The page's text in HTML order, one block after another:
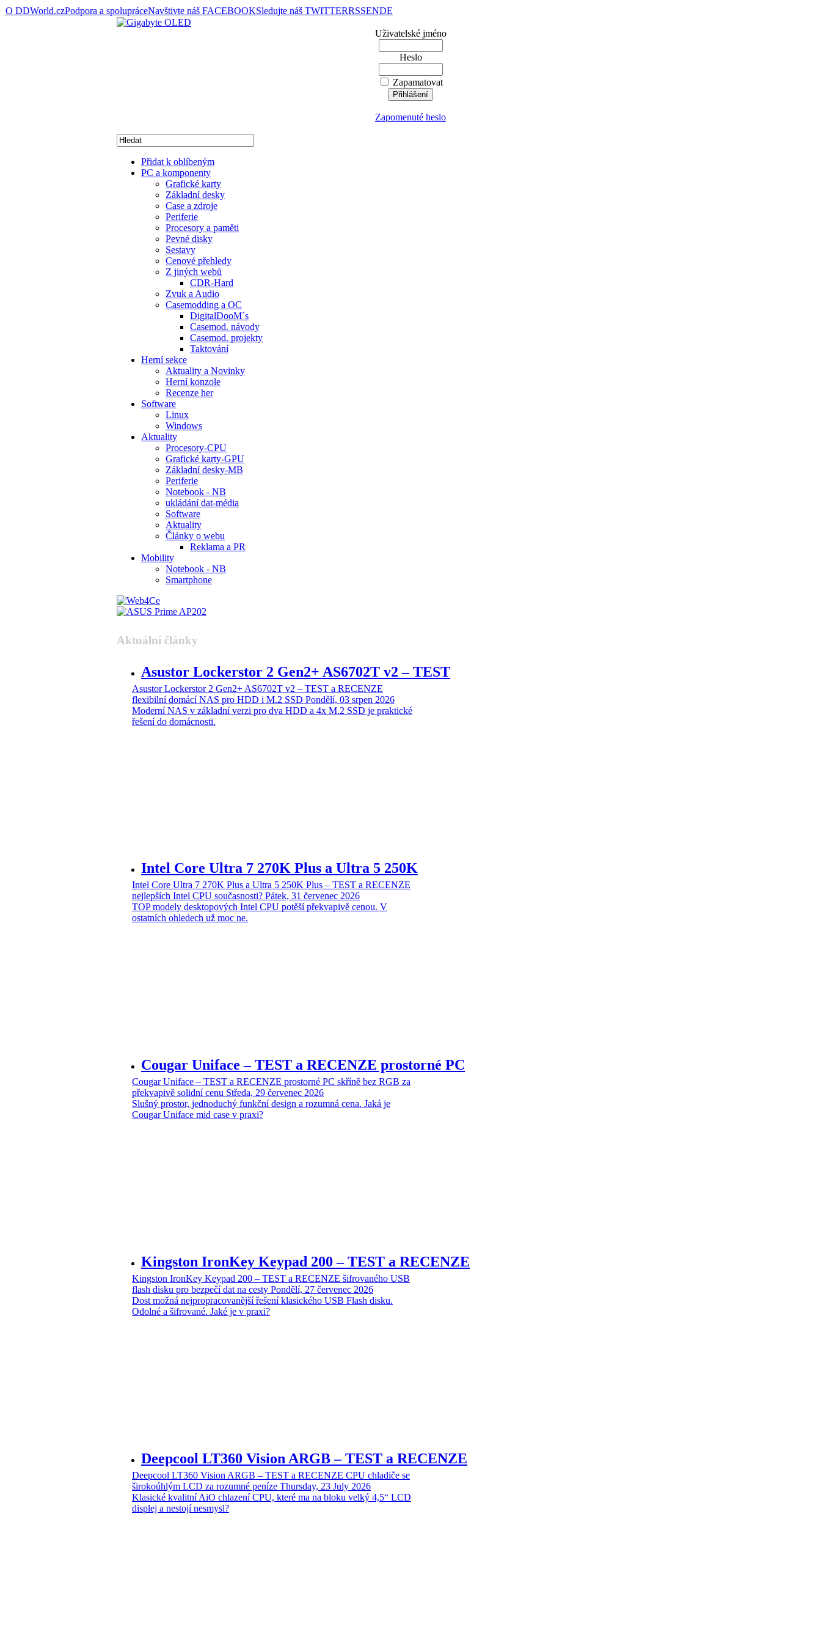
O DDWorld.czPodpora a spolupráceNavštivte náš FACEBOOKSledujte náš TWITTERRSSENDE
Uživatelské jméno
Heslo
Zapamatovat
Zapomenuté heslo
Přidat k oblíbeným
PC a komponenty
Grafické karty
Základní desky
Case a zdroje
Periferie
Procesory a paměti
Pevné disky
Sestavy
Cenové přehledy
Z jiných webů
CDR-Hard
Zvuk a Audio
Casemodding a OC
DigitalDooM´s
Casemod. návody
Casemod. projekty
Taktování
Herní sekce
Aktuality a Novinky
Herní konzole
Recenze her
Software
Linux
Windows
Aktuality
Procesory-CPU
Grafické karty-GPU
Základní desky-MB
Periferie
Notebook - NB
ukládání dat-média
Software
Aktuality
Články o webu
Reklama a PR
Mobility
Notebook - NB
Smartphone
Aktuální články
Asustor Lockerstor 2 Gen2+ AS6702T v2 – TEST
Asustor Lockerstor 2 Gen2+ AS6702T v2 – TEST a RECENZE
flexibilní domácí NAS pro HDD i M.2 SSD Pondělí, 03 srpen 2026
Moderní NAS v základní verzi pro dva HDD a 4x M.2 SSD je praktické
řešení do domácnosti.
Intel Core Ultra 7 270K Plus a Ultra 5 250K
Intel Core Ultra 7 270K Plus a Ultra 5 250K Plus – TEST a RECENZE
nejlepších Intel CPU současnosti? Pátek, 31 červenec 2026
TOP modely desktopových Intel CPU potěší překvapivě cenou. V
ostatních ohledech už moc ne.
Cougar Uniface – TEST a RECENZE prostorné PC
Cougar Uniface – TEST a RECENZE prostorné PC skříně bez RGB za
překvapivě solidní cenu Středa, 29 červenec 2026
Slušný prostor, jednoduchý funkční design a rozumná cena. Jaká je
Cougar Uniface mid case v praxi?
Kingston IronKey Keypad 200 – TEST a RECENZE
Kingston IronKey Keypad 200 – TEST a RECENZE šifrovaného USB
flash disku pro bezpečí dat na cesty Pondělí, 27 červenec 2026
Dost možná nejpropracovanější řešení klasického USB Flash disku.
Odolné a šifrované. Jaké je v praxi?
Deepcool LT360 Vision ARGB – TEST a RECENZE
Deepcool LT360 Vision ARGB – TEST a RECENZE CPU chladiče se
širokoúhlým LCD za rozumné peníze Thursday, 23 July 2026
Klasické kvalitní AiO chlazení CPU, které ma na bloku velký 4,5“ LCD
displej a nestojí nesmysl?